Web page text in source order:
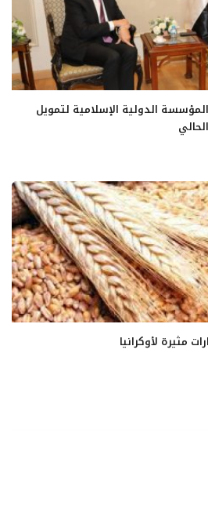
الدولية الإسلامية لتمويل
مثيرة لأوكرانيا